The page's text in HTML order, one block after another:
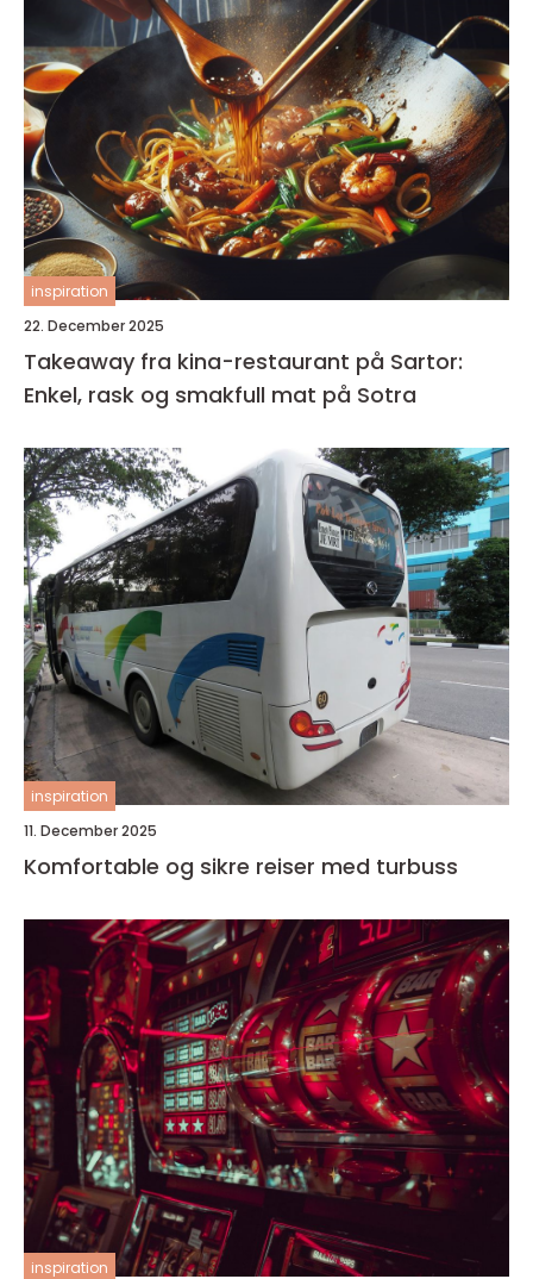
inspiration
22. December 2025
Takeaway fra kina-restaurant på Sartor:
Enkel, rask og smakfull mat på Sotra
inspiration
11. December 2025
Komfortable og sikre reiser med turbuss
inspiration